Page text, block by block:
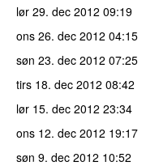
lør 29. dec 2012 09:19
ons 26. dec 2012 04:15
søn 23. dec 2012 07:25
tirs 18. dec 2012 08:42
lør 15. dec 2012 23:34
ons 12. dec 2012 19:17
søn 9. dec 2012 10:52